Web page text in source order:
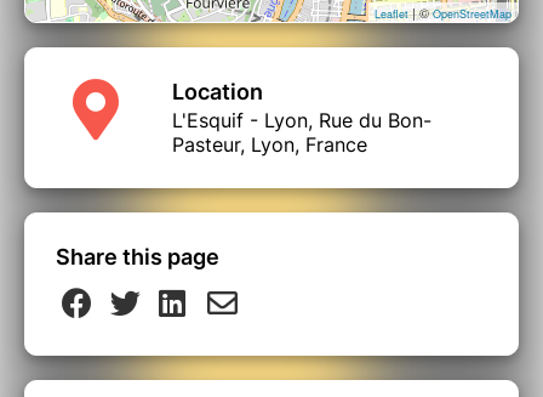
Leaflet| ©OpenStreetMap
Location
L'Esquif - Lyon, Rue du Bon-
Pasteur, Lyon, France
Share this page